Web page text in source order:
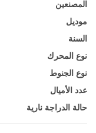
المصنعين
موديل
السنة
نوع المحرك
نوع الجنوط
عدد الأميال
حالة الدراجة نارية